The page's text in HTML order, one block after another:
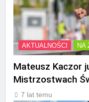
AKTUALNOŚCI NA
Mateusz Kaczor
Mistrzostwach
7 lat temu